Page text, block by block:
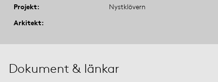
Projekt
Nystklövern
Arkitekt
Dokument & länkar